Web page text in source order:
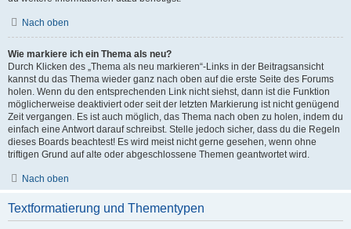
Nach oben
Wie markiere ich ein Thema als neu?
Durch Klicken des „Thema als neu markieren“-Links in der Beitragsansicht
kannst du das Thema wieder ganz nach oben auf die erste Seite des Forums
holen. Wenn du den entsprechenden Link nicht siehst, dann ist die Funktion
möglicherweise deaktiviert oder seit der letzten Markierung ist nicht genügend
Zeit vergangen. Es ist auch möglich, das Thema nach oben zu holen, indem du
einfach eine Antwort darauf schreibst. Stelle jedoch sicher, dass du die Regeln
dieses Boards beachtest! Es wird meist nicht gerne gesehen, wenn ohne
triftigen Grund auf alte oder abgeschlossene Themen geantwortet wird.
Nach oben
Textformatierung und Thementypen